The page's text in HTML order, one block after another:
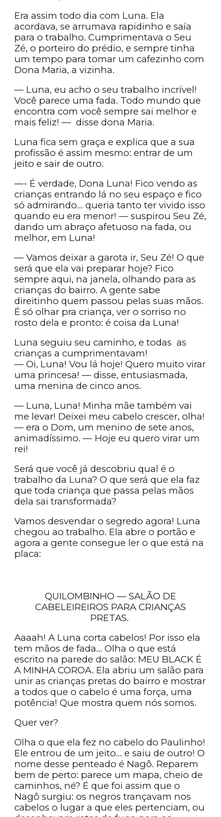
Era assim todo dia com Luna. Ela
acordava, se arrumava rapidinho e saía
para o trabalho. Cumprimentava o Seu
Zé, o porteiro do prédio, e sempre tinha
um tempo para tomar um cafezinho com
Dona Maria, a vizinha.
— Luna, eu acho o seu trabalho incrível!
Você parece uma fada. Todo mundo que
encontra com você sempre sai melhor e
mais feliz! — disse dona Maria.
Luna fica sem graça e explica que a sua
profissão é assim mesmo: entrar de um
jeito e sair de outro.
—- É verdade, Dona Luna! Fico vendo as
crianças entrando lá no seu espaço e fico
só admirando… queria tanto ter vivido isso
quando eu era menor! — suspirou Seu Zé,
dando um abraço afetuoso na fada, ou
melhor, em Luna!
— Vamos deixar a garota ir, Seu Zé! O que
será que ela vai preparar hoje? Fico
sempre aqui, na janela, olhando para as
crianças do bairro. A gente sabe
direitinho quem passou pelas suas mãos.
É só olhar pra criança, ver o sorriso no
rosto dela e pronto: é coisa da Luna!
Luna seguiu seu caminho, e todas as
crianças a cumprimentavam!
— Oi, Luna! Vou lá hoje! Quero muito virar
uma princesa! — disse, entusiasmada,
uma menina de cinco anos.
— Luna, Luna! Minha mãe também vai
me levar! Deixei meu cabelo crescer, olha!
— era o Dom, um menino de sete anos,
animadíssimo. — Hoje eu quero virar um
rei!
Será que você já descobriu qual é o
trabalho da Luna? O que será que ela faz
que toda criança que passa pelas mãos
dela sai transformada?
Vamos desvendar o segredo agora! Luna
chegou ao trabalho. Ela abre o portão e
agora a gente consegue ler o que está na
placa:
QUILOMBINHO — SALÃO DE
CABELEIREIROS PARA CRIANÇAS
PRETAS.
Aaaah! A Luna corta cabelos! Por isso ela
tem mãos de fada… Olha o que está
escrito na parede do salão: MEU BLACK É
A MINHA COROA. Ela abriu um salão para
unir as crianças pretas do bairro e mostrar
a todos que o cabelo é uma força, uma
potência! Que mostra quem nós somos.
Quer ver?
Olha o que ela fez no cabelo do Paulinho!
Ele entrou de um jeito… e saiu de outro! O
nome desse penteado é Nagô. Reparem
bem de perto: parece um mapa, cheio de
caminhos, né? É que foi assim que o
Nagô surgiu: os negros trançavam nos
cabelos o lugar a que eles pertenciam, ou